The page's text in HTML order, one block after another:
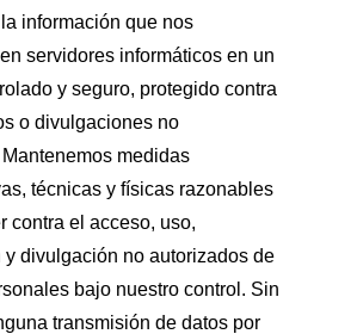
información que nos
servidores informáticos en un
y seguro, protegido contra
o divulgaciones no
medidas
técnicas y físicas razonables
contra el acceso, uso,
y divulgación no autorizados de
bajo nuestro control. Sin
transmisión de datos por